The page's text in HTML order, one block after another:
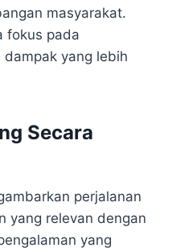
masyarakat.
fokus pada
yang lebih
Secara
perjalanan
yang relevan dengan
yang